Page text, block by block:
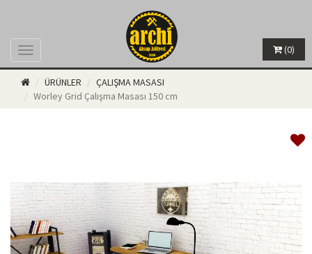
Menü (0)
ÜRÜNLER
ÇALIŞMA MASASI
Worley Grid Çalışma Masası 150 cm